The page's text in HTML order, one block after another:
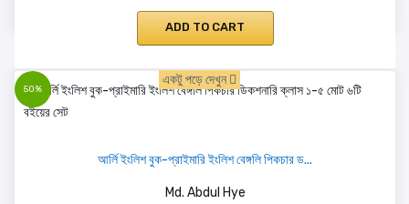
ADD TO CART
50%
একটু পড়ে দেখুন
আর্লি ইংলিশ বুক-প্রাইমারি ইংলিশ বেঙ্গলি পিকচার ড...
Md. Abdul Hye